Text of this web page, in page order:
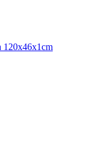
120x46x1cm